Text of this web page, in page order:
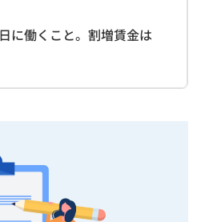
に働くこと。割増賃金は